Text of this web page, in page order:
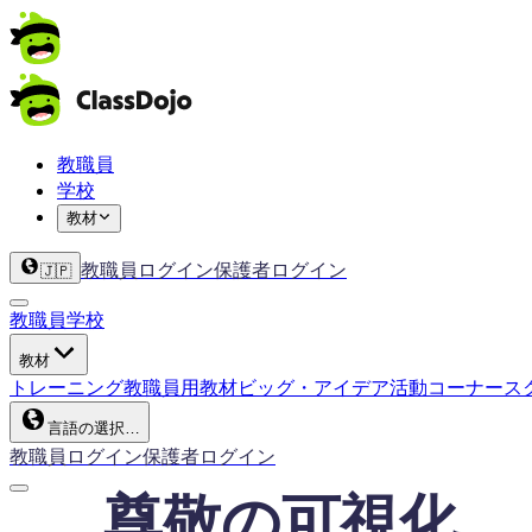
教職員
学校
教材
🇯🇵 教職員ログイン保護者ログイン
教職員学校
教材
トレーニング教職員用教材ビッグ・アイデア活動コーナース
言語の選択…
教職員ログイン保護者ログイン